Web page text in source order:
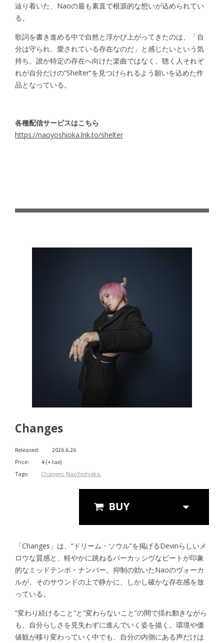
辿り着いた、Naoの最も素直で根源的な想いが込められてい
る。
歌詞を書き進める中で自然と浮かび上がってきたのは、「自
分は守られ、愛されている存在なのだ」と感じたいという気
持ち。誰か特定の存在へ向けた楽曲ではなく、聴く人それぞ
れが自分だけの“Shelter”を見つけられるよう願いを込めた作
品となっている。
各種配信サービスはこちら
https://naoyoshioka.lnk.to/shelter
Changes
Released:
2026.6.26
Price:
¥ (+ tax)
Tags:
Changes, Nao Yoshioka
「Changes」は、“ドリーム・ソウル”を掲げるDevinらしいメ
ロウな質感と、軽やかに跳ねるパーカッシヴなビートが印象
的なミッドテンポ・ナンバー。抑制の効いたNaoのヴォーカ
ルが、そのサウンドの上で静かに、しかし確かな存在感を放
っている。
“変わり続けること”と“変わらないこと”の間で揺れ動きながら
も、自分らしさを見失わずに進んでいく姿を描く。環境や価
値観が移り変わっていく中でも、自分の内側にある声だけは